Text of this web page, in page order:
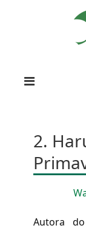
2.
Autora do